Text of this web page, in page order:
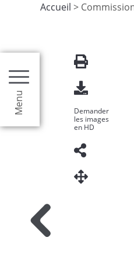
Menu
Accueil >
Demander
les images
en HD